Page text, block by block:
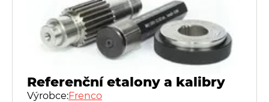
Referenční etalony a kalibry
Výrobce:Frenco